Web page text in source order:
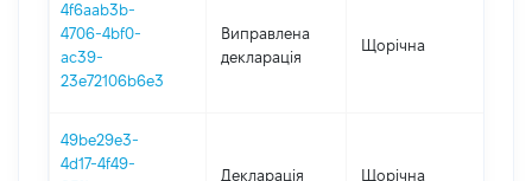
4f6aab3b-
4706-4bf0-
ac39-
23e72106b6e3
Виправлена
декларація
Щорічна
49be29e3-
4d17-4f49-
Декларація Щорічна